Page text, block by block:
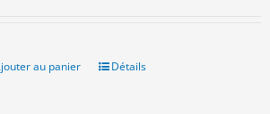
au panier Détails